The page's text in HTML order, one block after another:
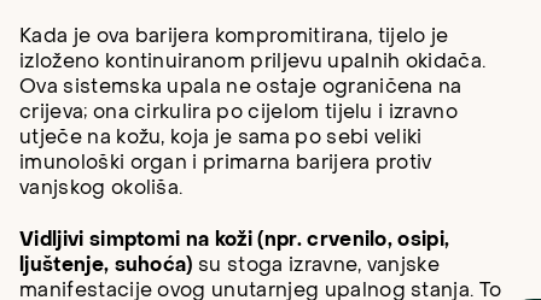
Kada je ova barijera kompromitirana, tijelo je
izloženo kontinuiranom priljevu upalnih okidača.
Ova sistemska upala ne ostaje ograničena na
crijeva; ona cirkulira po cijelom tijelu i izravno
utječe na kožu, koja je sama po sebi veliki
imunološki organ i primarna barijera protiv
vanjskog okoliša.
Vidljivi simptomi na koži (npr. crvenilo, osipi,
ljuštenje, suhoća) su stoga izravne, vanjske
manifestacije ovog unutarnjeg upalnog stanja. To